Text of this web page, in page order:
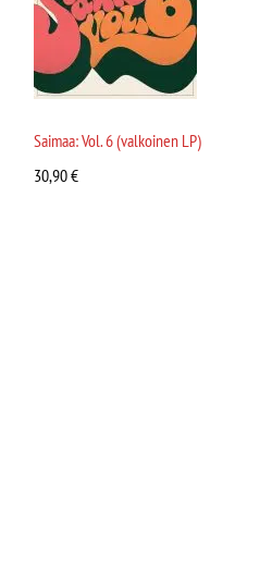
Saimaa: Vol. 6 (valkoinen LP)
30,90€